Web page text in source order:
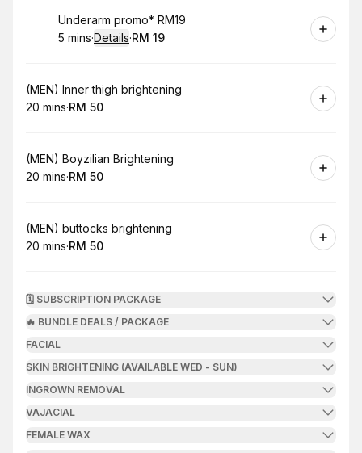
Book
Underarm promo* RM19
. Duration:
5 mins·Details·
.Price
RM 19
Book
(MEN) Inner thigh brightening
.Duration
20 mins·
.Price
RM 50
Book
(MEN) Boyzilian Brightening
.Duration
20 mins·
.Price
RM 50
Book
(MEN) buttocks brightening
.Duration
20 mins·
.Price
RM 50
🗓️ SUBSCRIPTION PACKAGE
🔥 BUNDLE DEALS / PACKAGE
FACIAL
SKIN BRIGHTENING (AVAILABLE WED - SUN)
INGROWN REMOVAL
VAJACIAL
FEMALE WAX